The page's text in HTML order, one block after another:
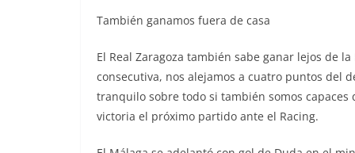
También ganamos fuera de casa
El Real Zaragoza también sabe ganar lejos de
consecutiva, nos alejamos a cuatro puntos del
tranquilo sobre todo si también somos
victoria el próximo partido ante el Racing.